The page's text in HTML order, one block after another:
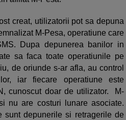
creat, utilizatorii pot sa depuna
M-Pesa, operatiune care
Dupa depunerea banilor in
sa faca toate operatiunile pe
de oriunde s-ar afla, au control
iar fiecare operatiune este
cunoscut doar de utilizator. M-
nu are costuri lunare asociate.
sunt depunerile si retragerile de